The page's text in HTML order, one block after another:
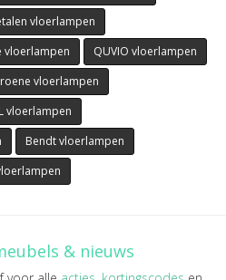
vloerlampen
vloerlampen
QUVIO vloerlampen
vloerlampen
vloerlampen
Bendt vloerlampen
& nieuws